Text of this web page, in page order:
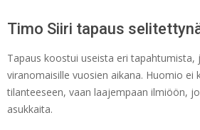
Timo Siiri tapaus
Tapaus koostui useista eri
viranomaisille vuosien aikana. Huomio ei
tilanteeseen, vaan laajempaan ilmiöön,
asukkaita.